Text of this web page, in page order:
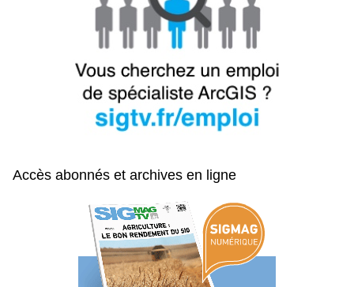
Accès abonnés et archives en ligne